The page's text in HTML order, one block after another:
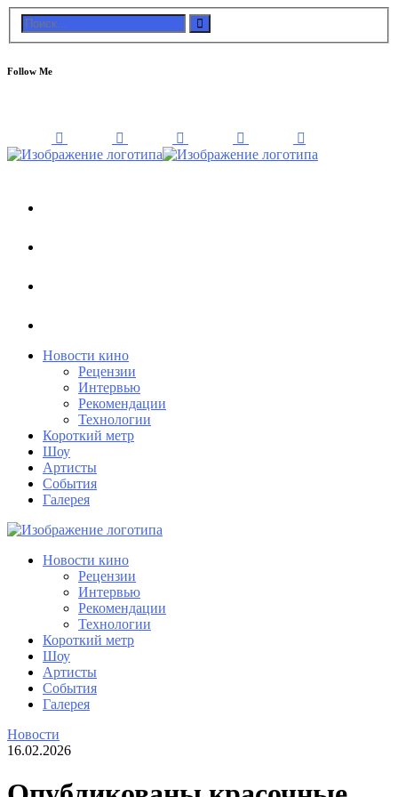
Follow Me
Новости кино
Рецензии
Интервью
Рекомендации
Технологии
Короткий метр
Шоу
Артисты
События
Галерея
Новости кино
Рецензии
Интервью
Рекомендации
Технологии
Короткий метр
Шоу
Артисты
События
Галерея
Новости
16.02.2026